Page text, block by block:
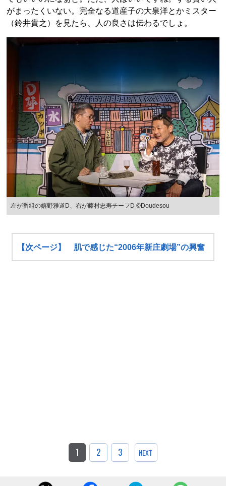
がまったくいない。完全なる道産子の大泉洋とかミスター
（鈴井貴之）を見たら、人の良さは伝わるでしょ。
左が番組の嬉野雅道D、右が藤村忠寿チーフD ©Doudesou
【次ページ】 肌で感じた“2006年新庄劇場”の興奮
1 2 3 NEXT